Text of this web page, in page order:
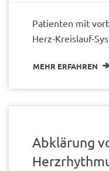
Patienten mit
Herz-Kreislauf-
MEHR ERFAHREN
Abklärung